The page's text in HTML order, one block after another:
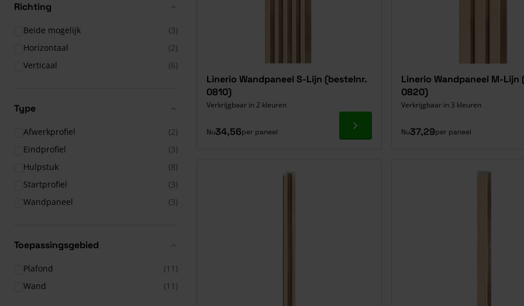
Richting
Beide mogelijk
(3)
Horizontaal
(2)
Verticaal
(6)
Type
Afwerkprofiel
(2)
Eindprofiel
(3)
Hulpstuk
(8)
Startprofiel
(3)
Wandpaneel
(3)
Toepassingsgebied
Plafond
(11)
Wand
(11)
Linerio Wandpaneel S-Lijn (bestelnr.
0810)
Verkrijgbaar in 2 kleuren
Nu34,56per paneel Ga naar product
Linerio Wandpaneel M-Lijn
0820)
Verkrijgbaar in 3 kleuren
Nu37,29per paneel